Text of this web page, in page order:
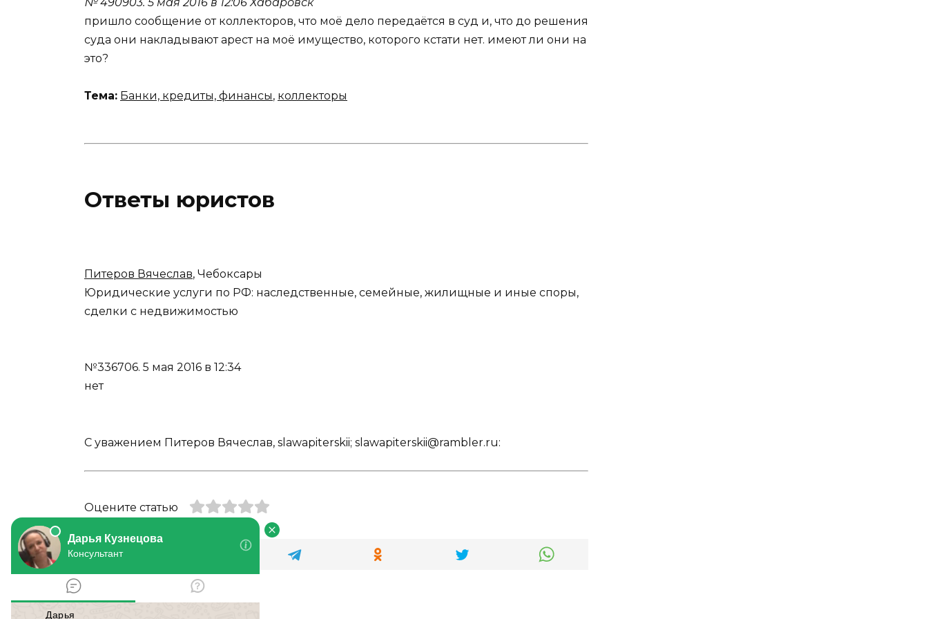
пришло сообщение от коллекторов, что моё дело передаётся в суд и, что до решения
суда они накладывают арест на моё имущество, которого кстати нет. имеют ли они на
это?
Тема: Банки, кредиты, финансы, коллекторы
Ответы юристов
Питеров Вячеслав, Чебоксары
Юридические услуги по РФ: наследственные, семейные, жилищные и иные споры,
сделки с недвижимостью
№336706. 5 мая 2016 в 12:34
нет
С уважением Питеров Вячеслав, slawapiterskii; slawapiterskii@rambler.ru:
Оцените статью